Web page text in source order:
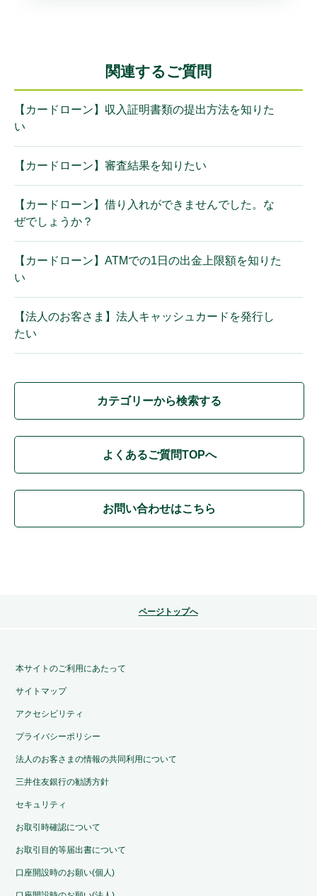
関連するご質問
【カードローン】収入証明書類の提出方法を知りた
い
【カードローン】審査結果を知りたい
【カードローン】借り入れができませんでした。な
ぜでしょうか？
【カードローン】ATMでの1日の出金上限額を知りた
い
【法人のお客さま】法人キャッシュカードを発行し
たい
カテゴリーから検索する
よくあるご質問TOPへ
お問い合わせはこちら
ページトップへ
本サイトのご利用にあたって
サイトマップ
アクセシビリティ
プライバシーポリシー
法人のお客さまの情報の共同利用について
三井住友銀行の勧誘方針
セキュリティ
お取引時確認について
お取引目的等届出書について
口座開設時のお願い(個人)